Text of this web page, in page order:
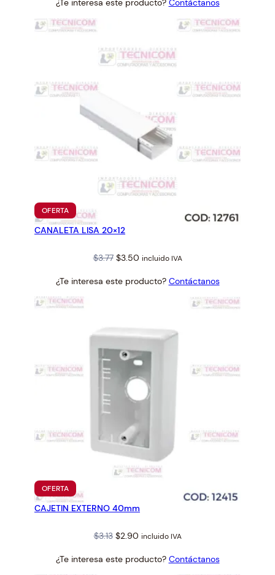
was:
is:
¿Te interesa este producto? Contáctanos
OFERTAPRODUCTO
EN
OFERTA
CANALETA LISA 20×12
$3.77 Original
was:
$3.50Current
is:
incluido IVA
¿Te interesa este producto? Contáctanos
OFERTAPRODUCTO
EN
OFERTA
CAJETIN EXTERNO 40mm
$3.13 Original
was:
$2.90Current
is:
incluido IVA
¿Te interesa este producto? Contáctanos